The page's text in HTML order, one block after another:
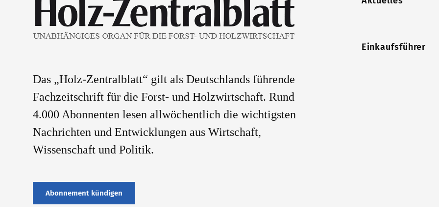
Das „Holz-Zentralblatt“ gilt als Deutschlands führende
Fachzeitschrift für die Forst- und Holzwirtschaft. Rund
4.000 Abonnenten lesen allwöchentlich die wichtigsten
Nachrichten und Entwicklungen aus Wirtschaft,
Wissenschaft und Politik.
Abonnement kündigen
Einkaufsführer